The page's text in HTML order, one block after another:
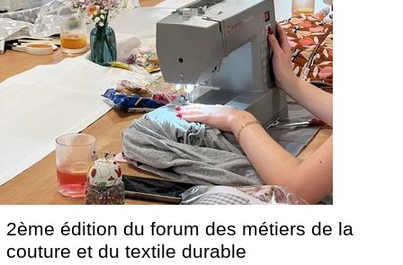
2ème édition du forum des métiers de la
couture et du textile durable